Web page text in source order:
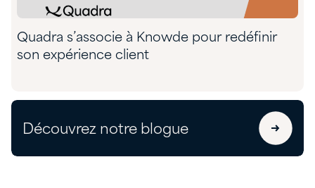
Quadra s’associe à Knowde pour redéfinir
son expérience client
Découvrez notre blogue